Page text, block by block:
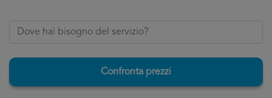
Confronta prezzi